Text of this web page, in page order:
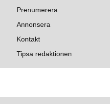
Prenumerera
Annonsera
Kontakt
Tipsa redaktionen